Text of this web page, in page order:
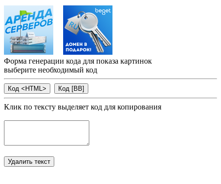
Форма генерации кода для показа картинок
выберите необходимый код
Клик по тексту выделяет код для копирования